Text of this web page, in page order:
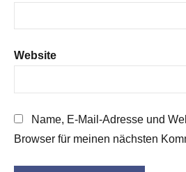
Website
Name, E-Mail-Adresse und
Browser für meinen nächsten